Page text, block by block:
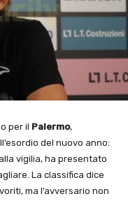
per il Palermo,
del nuovo anno:
vigilia, ha presentato
La classifica dice
ma l’avversario non